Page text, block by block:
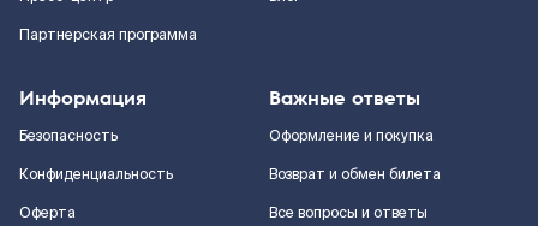
Партнерская программа
Информация
Безопасность
Конфиденциальность
Оферта
Важные ответы
Оформление и покупка
Возврат и обмен билета
Все вопросы и ответы